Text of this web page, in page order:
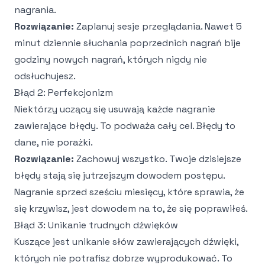
nagrania.
Rozwiązanie: Zaplanuj sesje przeglądania. Nawet 5
minut dziennie słuchania poprzednich nagrań bije
godziny nowych nagrań, których nigdy nie
odsłuchujesz.
Błąd 2: Perfekcjonizm
Niektórzy uczący się usuwają każde nagranie
zawierające błędy. To podważa cały cel. Błędy to
dane, nie porażki.
Rozwiązanie: Zachowuj wszystko. Twoje dzisiejsze
błędy stają się jutrzejszym dowodem postępu.
Nagranie sprzed sześciu miesięcy, które sprawia, że
się krzywisz, jest dowodem na to, że się poprawiłeś.
Błąd 3: Unikanie trudnych dźwięków
Kuszące jest unikanie słów zawierających dźwięki,
których nie potrafisz dobrze wyprodukować. To